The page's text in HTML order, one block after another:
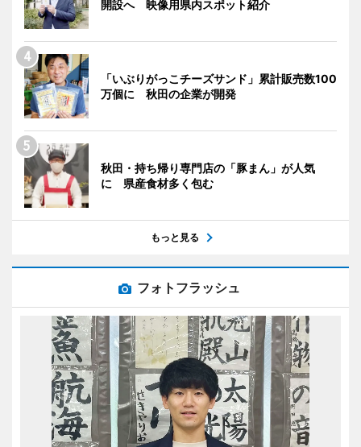
開設へ 映像用県内スポット紹介
「いぶりがっこチーズサンド」累計販売数100
万個に 秋田の企業が開発
秋田・持ち帰り専門店の「豚まん」が人気
に 県産食材多く包む
もっと見る
フォトフラッシュ